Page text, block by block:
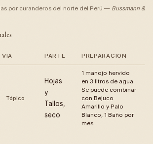
por curanderos del norte del Perú — Bussmann &
VÍA PARTE PREPARACIÓN
Tópico
Hojas
y
Tallos,
seco
1 manojo hervido
en 3 litros de agua.
Se puede combinar
con Bejuco
Amarillo y Palo
Blanco, 1 Baño por
mes.